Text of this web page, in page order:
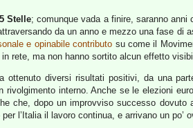
Stelle; comunque vada a finire, saranno anni
da un anno e mezzo una fase di
e opinabile contributo su come il
rete, ma non hanno sortito alcun effetto
diversi risultati positivi, da una
rivolgimento interno. Anche se le elezioni
che, dopo un improvviso successo
l’Italia il lavoro continua, e arrivano un po’